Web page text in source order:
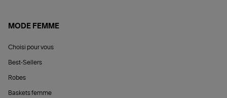
MODE FEMME
Choisi pour vous
Best-Sellers
Robes
Baskets femme